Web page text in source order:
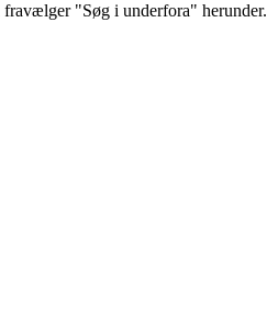
"Søg i underfora" herunder.